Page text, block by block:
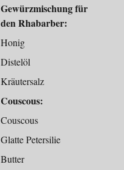
Gewürzmischung für
den Rhabarber:
Honig
Distelöl
Kräutersalz
Couscous:
Couscous
Glatte Petersilie
Butter